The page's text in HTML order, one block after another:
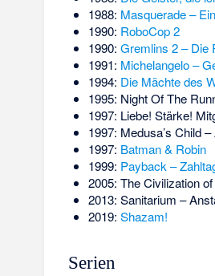
1988: Masquerade –
1990: RoboCop 2
1990: Gremlins 2 – Die
1991: Michelangelo –
1994: Die Mächte des
1995: Night Of The
1997: Liebe! Stärke!
1997: Medusa’s Child
1997: Batman & Robin
1999: Payback –
2005: The Civilization
2013: Sanitarium –
2019: Shazam!
Serien